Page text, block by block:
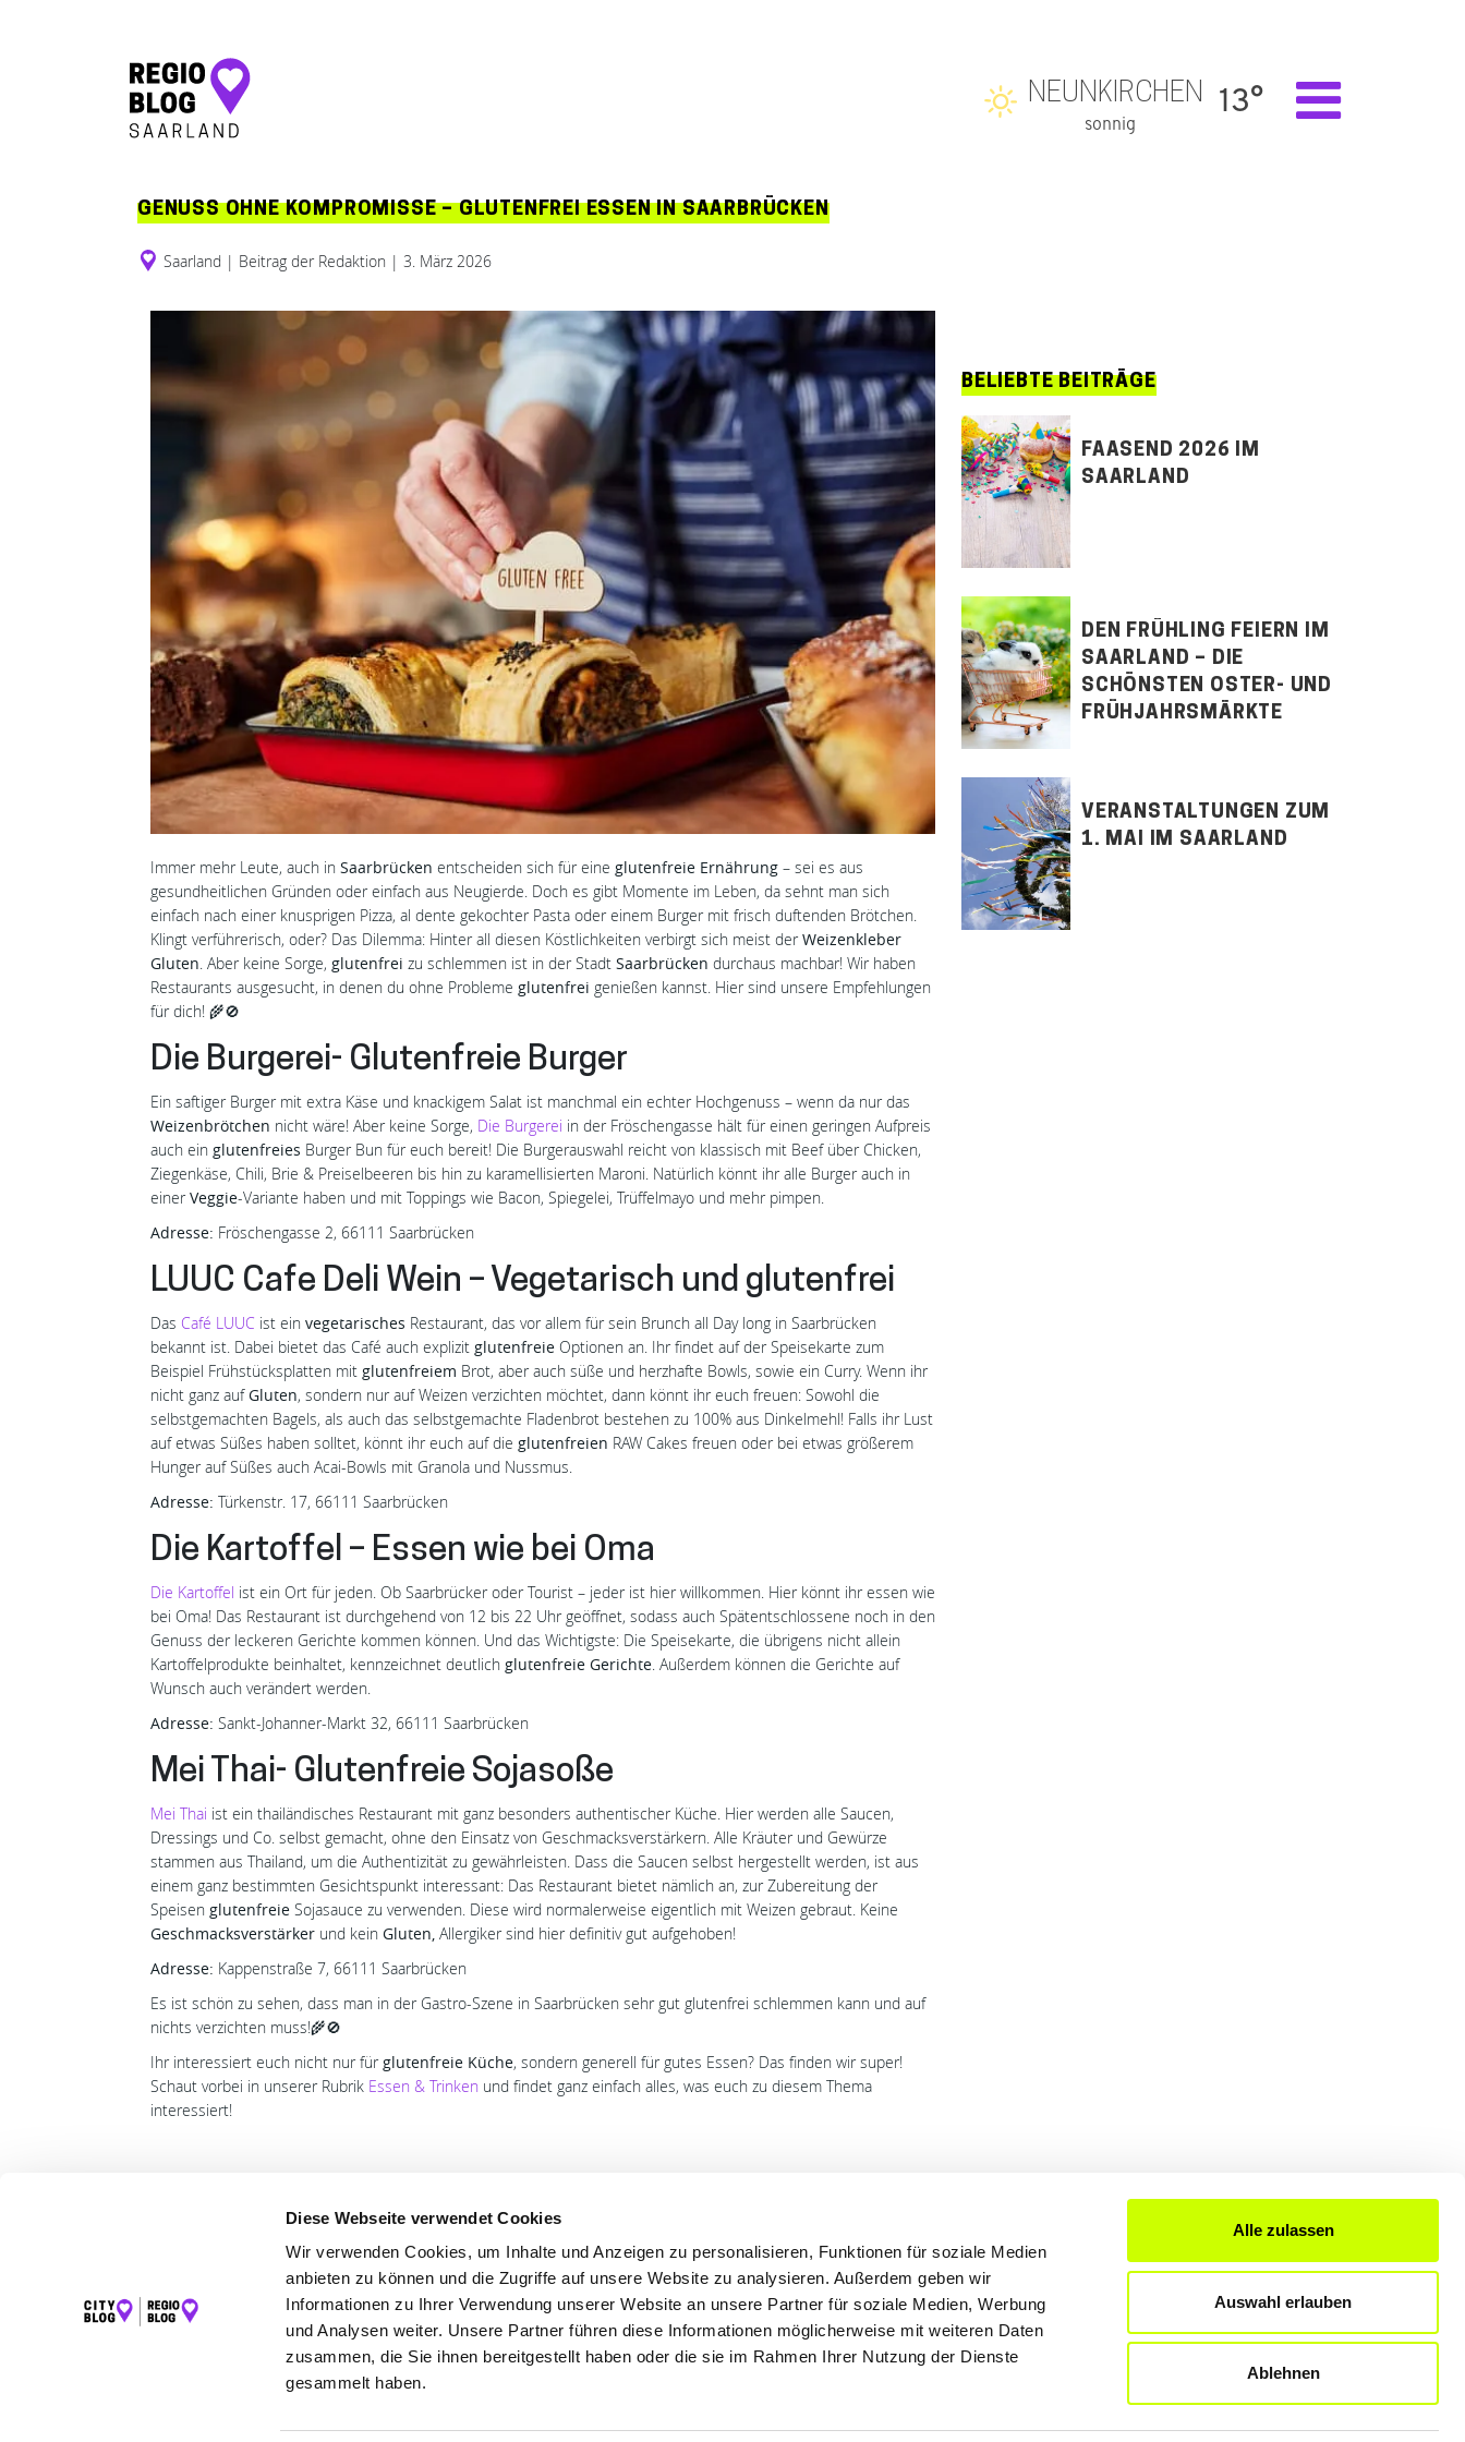
Diese Webseite verwendet Cookies
Wir verwenden Cookies, um Inhalte und Anzeigen zu personalisieren, Funktionen für soziale Medien
anbieten zu können und die Zugriffe auf unsere Website zu analysieren. Außerdem geben wir
Informationen zu Ihrer Verwendung unserer Website an unsere Partner für soziale Medien, Werbung
und Analysen weiter. Unsere Partner führen diese Informationen möglicherweise mit weiteren Daten
zusammen, die Sie ihnen bereitgestellt haben oder die sie im Rahmen Ihrer Nutzung der Dienste
gesammelt haben.
Alle zulassen
Auswahl erlauben
Ablehnen
Hauptnavigation
NEUNKIRCHEN
sonnig
13°
GENUSS OHNE KOMPROMISSE – GLUTENFREI ESSEN IN SAARBRÜCKEN
Saarland | Beitrag der Redaktion | 3. März 2026
Immer mehr Leute, auch in Saarbrücken entscheiden sich für eine glutenfreie Ernährung – sei es aus
gesundheitlichen Gründen oder einfach aus Neugierde. Doch es gibt Momente im Leben, da sehnt man sich
einfach nach einer knusprigen Pizza, al dente gekochter Pasta oder einem Burger mit frisch duftenden Brötchen.
Klingt verführerisch, oder? Das Dilemma: Hinter all diesen Köstlichkeiten verbirgt sich meist derWeizenkleber
Gluten. Aber keine Sorge, glutenfrei zu schlemmen ist in der Stadt Saarbrücken durchaus machbar! Wir haben
Restaurants ausgesucht, in denen du ohne Probleme glutenfrei genießen kannst. Hier sind unsere Empfehlungen
für dich! 🌾🚫
Die Burgerei- Glutenfreie Burger
Ein saftiger Burger mit extra Käse und knackigem Salat ist manchmal ein echter Hochgenuss – wenn da nur das
Weizenbrötchen nicht wäre! Aber keine Sorge, Die Burgerei in der Fröschengasse hält für einen geringen Aufpreis
auch ein glutenfreies Burger Bun für euch bereit! Die Burgerauswahl reicht von klassisch mit Beef über Chicken,
Ziegenkäse, Chili, Brie & Preiselbeeren bis hin zu karamellisierten Maroni. Natürlich könnt ihr alle Burger auch in
einerVeggie-Variante haben und mit Toppings wie Bacon, Spiegelei, Trüffelmayo und mehr pimpen.
Adresse: Fröschengasse 2, 66111 Saarbrücken
LUUC Cafe Deli Wein – Vegetarisch und glutenfrei
Das Café LUUC ist ein vegetarisches Restaurant, das vor allem für sein Brunch all Day long in Saarbrücken
bekannt ist. Dabei bietet das Café auch explizit glutenfreie Optionen an. Ihr findet auf der Speisekarte zum
Beispiel Frühstücksplatten mit glutenfreiem Brot, aber auch süße und herzhafte Bowls, sowie ein Curry. Wenn ihr
nicht ganz aufGluten, sondern nur auf Weizen verzichten möchtet, dann könnt ihr euch freuen: Sowohl die
selbstgemachten Bagels, als auch das selbstgemachte Fladenbrot bestehen zu 100% aus Dinkelmehl! Falls ihr Lust
auf etwas Süßes haben solltet, könnt ihr euch auf die glutenfreien RAW Cakes freuen oder bei etwas größerem
Hunger auf Süßes auch Acai-Bowls mit Granola und Nussmus.
Adresse: Türkenstr. 17, 66111 Saarbrücken
Die Kartoffel – Essen wie bei Oma
Die Kartoffel ist ein Ort für jeden. Ob Saarbrücker oder Tourist – jeder ist hier willkommen. Hier könnt ihr essen wie
bei Oma! Das Restaurant ist durchgehend von 12 bis 22 Uhr geöffnet, sodass auch Spätentschlossene noch in den
Genuss der leckeren Gerichte kommen können. Und das Wichtigste: Die Speisekarte, die übrigens nicht allein
Kartoffelprodukte beinhaltet, kennzeichnet deutlich glutenfreie Gerichte. Außerdem können die Gerichte auf
Wunsch auch verändert werden.
Adresse: Sankt-Johanner-Markt 32, 66111 Saarbrücken
Mei Thai- Glutenfreie Sojasoße
Mei Thai ist ein thailändisches Restaurant mit ganz besonders authentischer Küche. Hier werden alle Saucen,
Dressings und Co. selbst gemacht, ohne den Einsatz von Geschmacksverstärkern. Alle Kräuter und Gewürze
stammen aus Thailand, um die Authentizität zu gewährleisten. Dass die Saucen selbst hergestellt werden, ist aus
einem ganz bestimmten Gesichtspunkt interessant: Das Restaurant bietet nämlich an, zur Zubereitung der
Speisen glutenfreie Sojasauce zu verwenden. Diese wird normalerweise eigentlich mit Weizen gebraut. Keine
Geschmacksverstärker und kein Gluten, Allergiker sind hier definitiv gut aufgehoben!
Adresse: Kappenstraße 7, 66111 Saarbrücken
Es ist schön zu sehen, dass man in der Gastro-Szene in Saarbrücken sehr gut glutenfrei schlemmen kann und auf
nichts verzichten muss!🌾🚫
Ihr interessiert euch nicht nur fürglutenfreie Küche, sondern generell für gutes Essen? Das finden wir super!
Schaut vorbei in unserer Rubrik Essen & Trinken und findet ganz einfach alles, was euch zu diesem Thema
interessiert!
BELIEBTE BEITRÄGE
FAASEND 2026 IM
SAARLAND
DEN FRÜHLING FEIERN IM
SAARLAND – DIE
SCHÖNSTEN OSTER- UND
FRÜHJAHRSMÄRKTE
VERANSTALTUNGEN ZUM
1. MAI IM SAARLAND
LET'S CONNECT
Kontakt
SERVICE
WhatsApp
0800 0057425
FÜR UNTERNEHMER
Werben auf dem Blog
©2026 Regio Blog Saarland powered by Impressum Datenschutzerklärung Rechtliche Hinweise